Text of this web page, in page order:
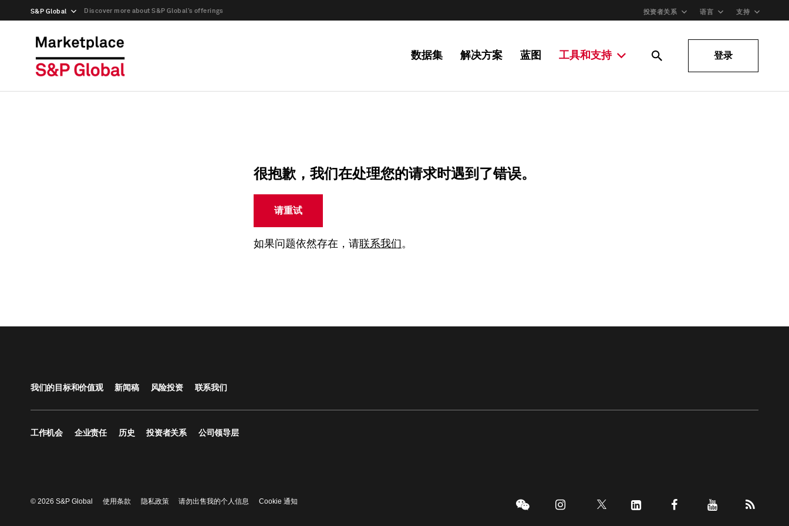
S&P Global Discover more about S&P Global’s offerings 投资者关系 语言 支持
数据集 解决方案 蓝图 工具和支持 登录
很抱歉，我们在处理您的请求时遇到了错误。
请重试
如果问题依然存在，请联系我们 。
我们的目标和价值观 新闻稿 风险投资 联系我们
工作机会 企业责任 历史 投资者关系 公司领导层
© 2026 S&P Global 使用条款 隐私政策 请勿出售我的个人信息 Cookie 通知